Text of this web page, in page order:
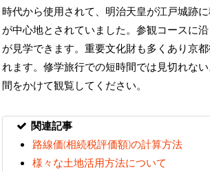
時代から使用されて、明治天皇が江戸城跡
が中心地とされていました。参観コースに
が見学できます。重要文化財も多くあり京
れます。修学旅行での短時間では見切れな
間をかけて観覧してください。
関連記事
路線価(相続税評価額)の計算方法
様々な土地活用方法について